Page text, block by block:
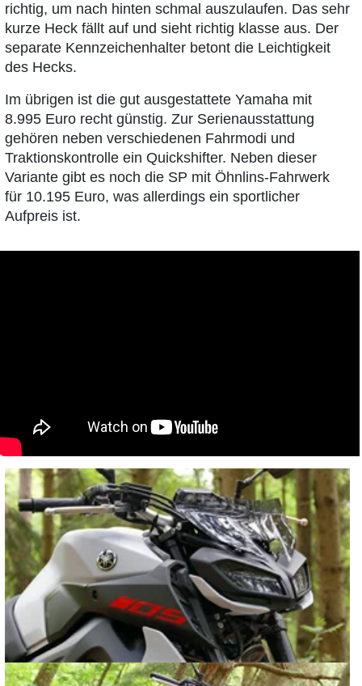
richtig, um nach hinten schmal auszulaufen. Das sehr
kurze Heck fällt auf und sieht richtig klasse aus. Der
separate Kennzeichenhalter betont die Leichtigkeit
des Hecks.
Im übrigen ist die gut ausgestattete Yamaha mit
8.995 Euro recht günstig. Zur Serienausstattung
gehören neben verschiedenen Fahrmodi und
Traktionskontrolle ein Quickshifter. Neben dieser
Variante gibt es noch die SP mit Öhnlins-Fahrwerk
für 10.195 Euro, was allerdings ein sportlicher
Aufpreis ist.